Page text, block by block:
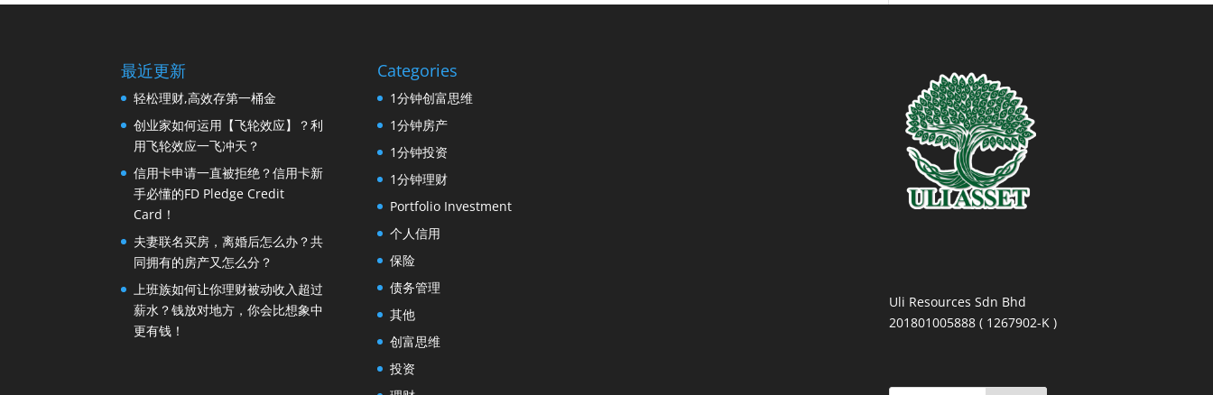
最近更新
轻松理财,高效存第一桶金
创业家如何运用【飞轮效应】？利
用飞轮效应一飞冲天？
信用卡申请一直被拒绝？信用卡新
手必懂的FD Pledge Credit
Card！
夫妻联名买房，离婚后怎么办？共
同拥有的房产又怎么分？
上班族如何让你理财被动收入超过
薪水？钱放对地方，你会比想象中
更有钱！
Categories
1分钟创富思维
1分钟房产
1分钟投资
1分钟理财
Portfolio Investment
个人信用
保险
债务管理
其他
创富思维
投资
Uli Resources Sdn Bhd
201801005888 ( 1267902-K )